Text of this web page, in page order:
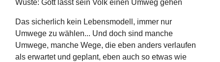
Wüste: Gott lässt sein Volk einen Umweg gehen
Das sicherlich kein Lebensmodell, immer nur
Umwege zu wählen... Und doch sind manche
Umwege, manche Wege, die eben anders verlaufen
als erwartet und geplant, eben auch so etwas wie